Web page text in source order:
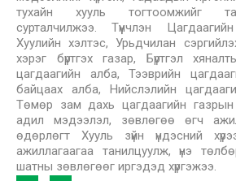
тухайн хууль тогтоомжийг
сурталчилжээ. Түүнчлэн
Хуулийн хэлтэс, Урьдчилан
хэрэг бүртгэх газар, Бүртгэл
цагдаагийн алба, Тээврийн
байцаах алба, Нийслэлийн
Төмөр зам дахь цагдаагийн
адил мэдээлэл, зөвлөгөө өгч
өдөрлөгт Хууль зүйн үндэсний
ажиллагаагаа танилцуулж, үнэ
шатны зөвлөгөөг иргэдэд хүргэжээ.